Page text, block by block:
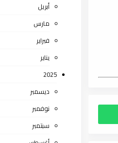
أبريل
مارس
فبراير
يناير
2025
ديسمبر
نوفمبر
سبتمبر